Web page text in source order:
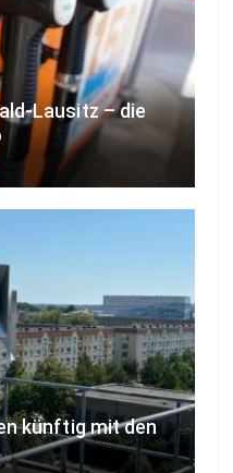
Lausitz – die
künftig mit den